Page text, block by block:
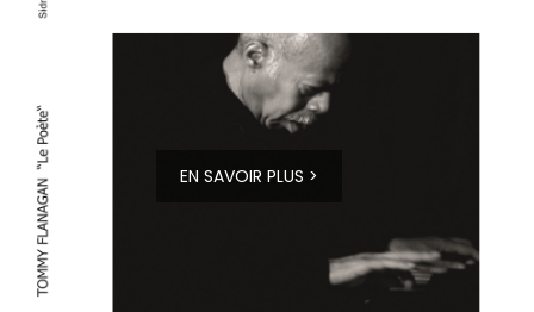
EN SAVOIR PLUS >